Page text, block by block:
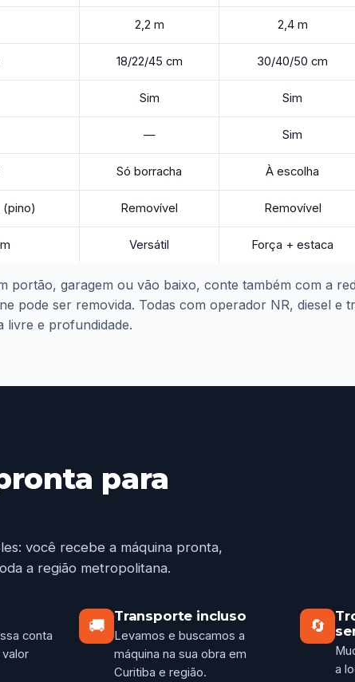
2,2 m 2,4 m
18/22/45 cm 30/40/50 cm
Sim Sim
— Sim
Só borracha À escolha
Removível Removível
Versátil Força + estaca
garagem ou vão baixo, conte também com a
pode ser removida. Todas com operador NR, diesel e
livre e profundidade.
para
você recebe a máquina pronta,
a região metropolitana.
conta
🚚
Transporte incluso
Levamos e buscamos a
máquina na sua obra em
Curitiba e região.
🔄
a